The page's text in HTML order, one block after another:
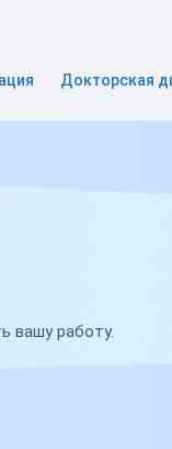
Докторская
вашу работу.